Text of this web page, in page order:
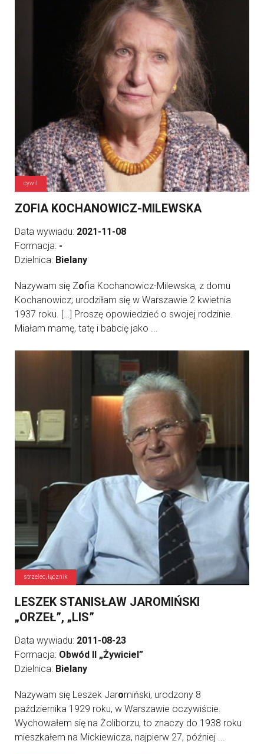
cywil
ZOFIA KOCHANOWICZ-MILEWSKA
Data wywiadu: 2021-11-08
Formacja: -
Dzielnica: Bielany
Nazywam się Zofia Kochanowicz-Milewska, z domu
Kochanowicz; urodziłam się w Warszawie 2 kwietnia
1937 roku. […] Proszę opowiedzieć o swojej rodzinie.
Miałam mamę, tatę i babcię jako ...
strzelec, łącznik
LESZEK STANISŁAW JAROMIŃSKI
„ORZEŁ”, „LIS”
Data wywiadu: 2011-08-23
Formacja: Obwód II „Żywiciel”
Dzielnica: Bielany
Nazywam się Leszek Jaromiński, urodzony 8
października 1929 roku, w Warszawie oczywiście.
Wychowałem się na Żoliborzu, to znaczy do 1938 roku
mieszkałem na Mickiewicza, najpierw 27, później ...